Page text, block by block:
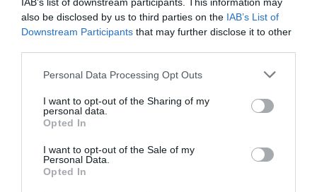
also be disclosed by us to third parties on the IAB’s List of
Downstream Participants that may further disclose it to other
Personal Data Processing Opt Outs
I want to opt-out of the Sharing of my
personal data.
Opted In
I want to opt-out of the Sale of my
Personal Data.
Opted In
COMMENTAIRE(S)
ferait mieux de recruter pour qu’au moins un avion parte à
l’heure, au lieu de raconter leur boulechite debile et
RÉPONDRE